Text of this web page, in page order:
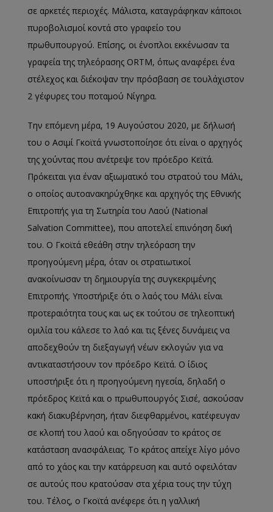
σε αρκετές περιοχές. Μάλιστα, καταγράφηκαν κάποιοι
πυροβολισμοί κοντά στο γραφείο του
πρωθυπουργού. Επίσης, οι ένοπλοι εκκένωσαν τα
γραφεία της τηλεόρασης ORTM, όπως αναφέρει ένα
στέλεχος και διέκοψαν την πρόσβαση σε τουλάχιστον
2 γέφυρες του ποταμού Νίγηρα.
Την επόμενη μέρα, 19 Αυγούστου 2020, με δήλωσή
του ο Ασιμί Γκοϊτά γνωστοποίησε ότι είναι ο αρχηγός
της χούντας που ανέτρεψε τον πρόεδρο Κεϊτά.
Πρόκειται για έναν αξιωματικό του στρατού του Μάλι,
ο οποίος αυτοανακηρύχθηκε και αρχηγός της Εθνικής
Επιτροπής για τη Σωτηρία του Λαού (National
Salvation Committee), που αποτελεί επινόηση δική
του. Ο Γκοϊτά εθεάθη στην τηλεόραση την
προηγούμενη μέρα, όταν οι στρατιωτικοί
ανακοίνωσαν τη δημιουργία της συγκεκριμένης
Επιτροπής. Υποστήριξε ότι ο λαός του Μάλι είναι
προτεραιότητα τους και ως εκ τούτου σε τηλεοπτική
ομιλία του κάλεσε το λαό και τις ξένες δυνάμεις να
αποδεχθούν τη διεξαγωγή νέων εκλογών για να
αντικαταστήσουν τον πρόεδρο Κεϊτά. Ο ίδιος
υποστήριξε ότι η προηγούμενη ηγεσία, δηλαδή ο
πρόεδρος Κεϊτά και ο πρωθυπουργός Σισέ, ασκούσαν
κακή διακυβέρνηση, ήταν διεφθαρμένοι, κατέφευγαν
σε κλοπή του λαού και οδηγούσαν το κράτος σε
κατάσταση ανασφάλειας. Το κράτος απείχε λίγο μόνο
από το χάος και την κατάρρευση και αυτό οφειλόταν
σε αυτούς που κρατούσαν στα χέρια τους την τύχη
του. Τέλος, ο Γκοϊτά ανέφερε ότι η γαλλική